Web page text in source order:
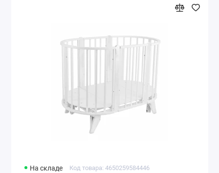
На складе Код товара: 4650259584446